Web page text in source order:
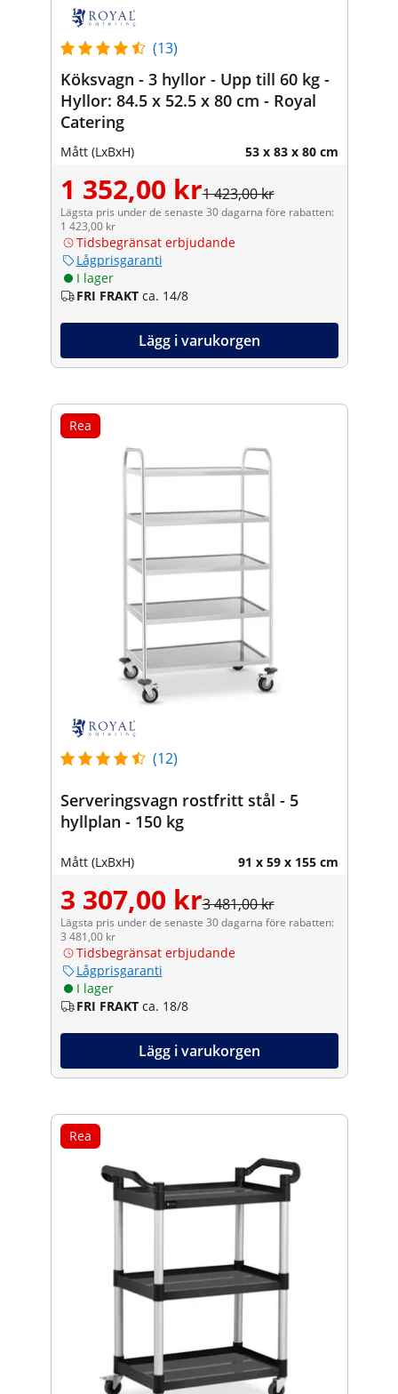
(13)
Köksvagn - 3 hyllor - Upp till 60 kg -
Hyllor: 84.5 x 52.5 x 80 cm - Royal
Catering
Mått (LxBxH) 53 x 83 x 80 cm
1 352,00 kr1 423,00 kr
Lägsta pris under de senaste 30 dagarna före rabatten:
1 423,00 kr
Tidsbegränsat erbjudande
Lågprisgaranti
I lager
FRI FRAKT ca. 14/8
Lägg i varukorgen
Rea
(12)
Serveringsvagn rostfritt stål - 5
hyllplan - 150 kg
Mått (LxBxH) 91 x 59 x 155 cm
3 307,00 kr3 481,00 kr
Lägsta pris under de senaste 30 dagarna före rabatten:
3 481,00 kr
Tidsbegränsat erbjudande
Lågprisgaranti
I lager
FRI FRAKT ca. 18/8
Lägg i varukorgen
Rea